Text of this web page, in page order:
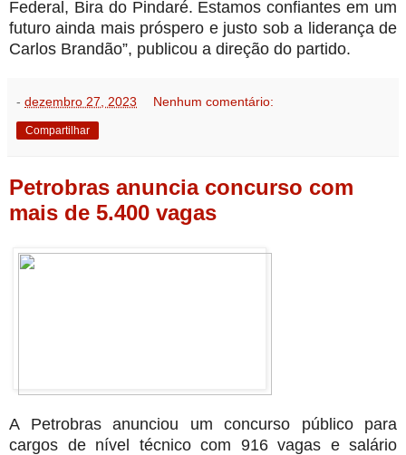
Federal, Bira do Pindaré. Estamos confiantes em um
futuro ainda mais próspero e justo sob a liderança de
Carlos Brandão”, publicou a direção do partido.
- dezembro 27, 2023 Nenhum comentário:
Compartilhar
Petrobras anuncia concurso com
mais de 5.400 vagas
A Petrobras anunciou um concurso público para
cargos de nível técnico com 916 vagas e salário